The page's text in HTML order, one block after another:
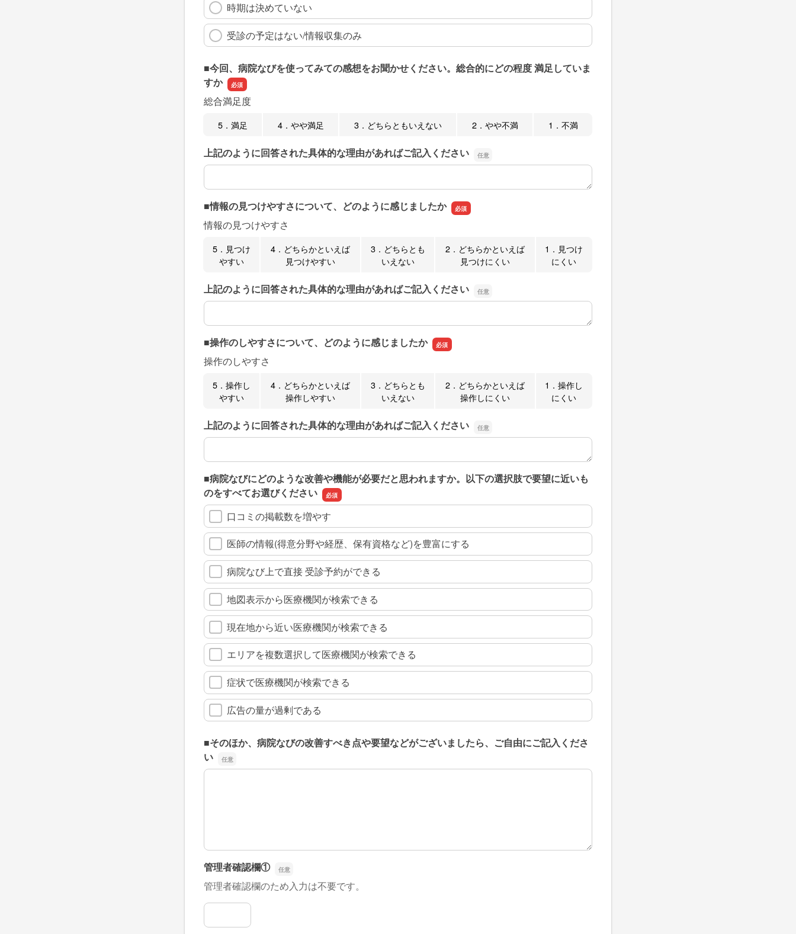
時期は決めていない
受診の予定はない/情報収集のみ
■今回、病院なびを使ってみての感想をお聞かせください。総合的にどの程度 満足していま
すか
総合満足度
5．満足 4．やや満足 3．どちらともいえない 2．やや不満 1．不満
上記のように回答された具体的な理由があればご記入ください
上記のように回答された具体的な理由があればご記入ください
■情報の見つけやすさについて、どのように感じましたか
情報の見つけやすさ
5．見つけ
やすい
4．どちらかといえば
見つけやすい
3．どちらとも
いえない
2．どちらかといえば
見つけにくい
1．見つけ
にくい
上記のように回答された具体的な理由があればご記入ください
上記のように回答された具体的な理由があればご記入ください
■操作のしやすさについて、どのように感じましたか
操作のしやすさ
5．操作し
やすい
4．どちらかといえば
操作しやすい
3．どちらとも
いえない
2．どちらかといえば
操作しにくい
1．操作し
にくい
上記のように回答された具体的な理由があればご記入ください
上記のように回答された具体的な理由があればご記入ください
■病院なびにどのような改善や機能が必要だと思われますか。以下の選択肢で要望に近いも
のをすべてお選びください
口コミの掲載数を増やす
医師の情報(得意分野や経歴、保有資格など)を豊富にする
病院なび上で直接 受診予約ができる
地図表示から医療機関が検索できる
現在地から近い医療機関が検索できる
エリアを複数選択して医療機関が検索できる
症状で医療機関が検索できる
広告の量が過剰である
■そのほか、病院なびの改善すべき点や要望などがございましたら、ご自由にご記入くださ
い
■そのほか、病院なびの改善すべき点や要望などがございましたら、ご自由にご記入ください
管理者確認欄①
管理者確認欄のため入力は不要です。
管理者確認欄①